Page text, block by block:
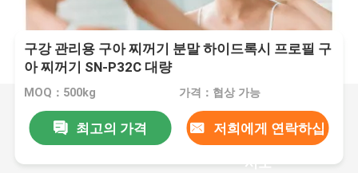
구강 관리용 구아 찌꺼기 분말 하이드록시 프로필 구
아 찌꺼기 SN-P32C 대량
MOQ：500kg 가격：협상 가능
최고의 가격 저희에게 연락하십
시오